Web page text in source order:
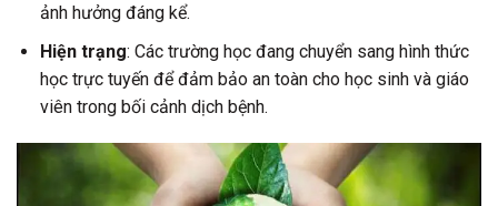
ảnh hưởng đáng kể.
Hiện trạng: Các trường học đang chuyển sang hình thức
học trực tuyến để đảm bảo an toàn cho học sinh và giáo
viên trong bối cảnh dịch bệnh.